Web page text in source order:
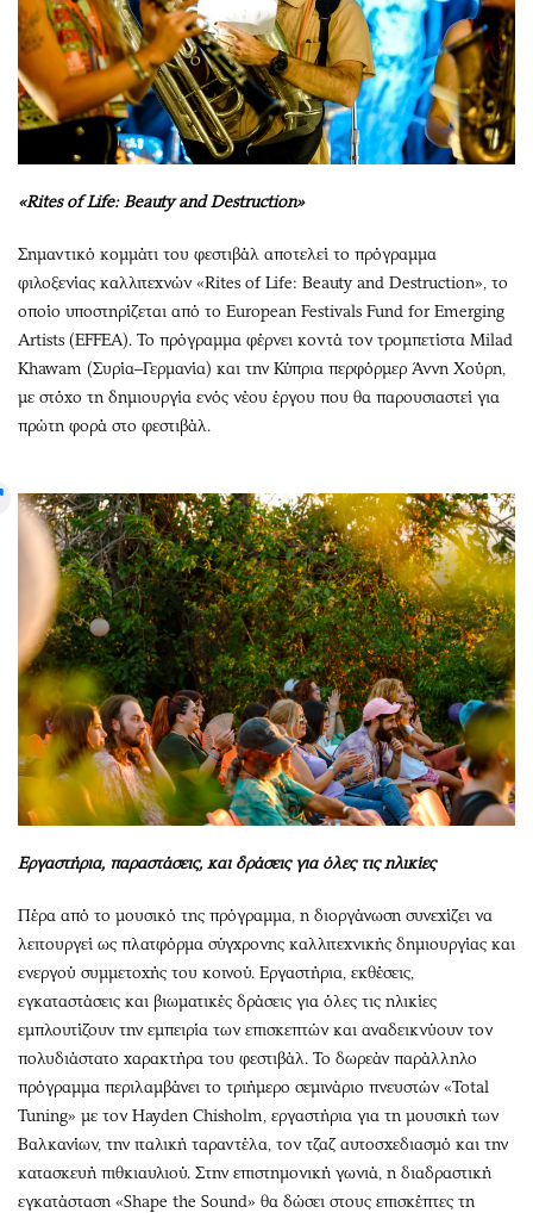
«Rites of Life: Beauty and Destruction»
Σημαντικό κομμάτι του φεστιβάλ αποτελεί το πρόγραμμα
φιλοξενίας καλλιτεχνών «Rites of Life: Beauty and Destruction», το
οποίο υποστηρίζεται από το European Festivals Fund for Emerging
Artists (EFFEA). Το πρόγραμμα φέρνει κοντά τον τρομπετίστα Milad
Khawam (Συρία–Γερμανία) και την Κύπρια περφόρμερ Άννη Χούρη,
με στόχο τη δημιουργία ενός νέου έργου που θα παρουσιαστεί για
πρώτη φορά στο φεστιβάλ.
Εργαστήρια, παραστάσεις, και δράσεις για όλες τις ηλικίες
Πέρα από το μουσικό της πρόγραμμα, η διοργάνωση συνεχίζει να
λειτουργεί ως πλατφόρμα σύγχρονης καλλιτεχνικής δημιουργίας και
ενεργού συμμετοχής του κοινού. Εργαστήρια, εκθέσεις,
εγκαταστάσεις και βιωματικές δράσεις για όλες τις ηλικίες
εμπλουτίζουν την εμπειρία των επισκεπτών και αναδεικνύουν τον
πολυδιάστατο χαρακτήρα του φεστιβάλ. Το δωρεάν παράλληλο
πρόγραμμα περιλαμβάνει το τριήμερο σεμινάριο πνευστών «Total
Tuning» με τον Hayden Chisholm, εργαστήρια για τη μουσική των
Βαλκανίων, την ιταλική ταραντέλα, τον τζαζ αυτοσχεδιασμό και την
κατασκευή πιθκιαυλιού. Στην επιστημονική γωνιά, η διαδραστική
εγκατάσταση «Shape the Sound» θα δώσει στους επισκέπτες τη